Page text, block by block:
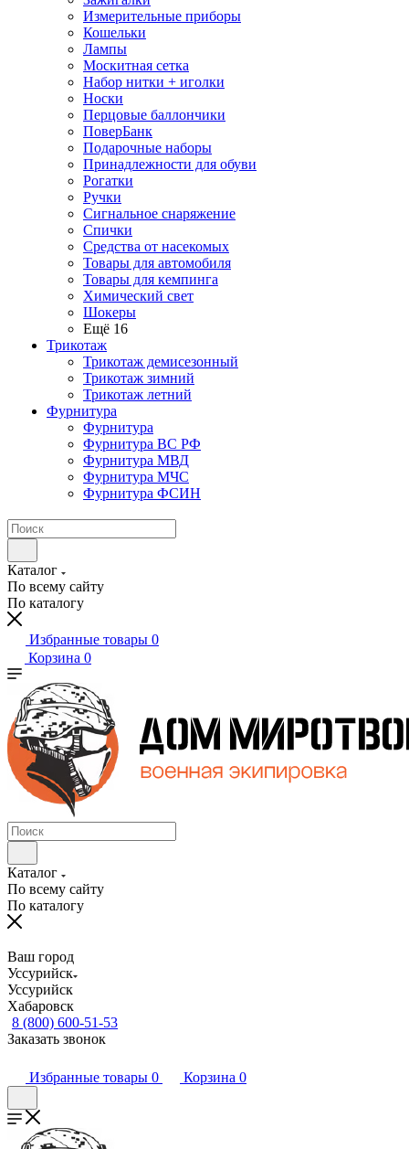
Измерительные приборы
Кошельки
Лампы
Москитная сетка
Набор нитки + иголки
Носки
Перцовые баллончики
ПоверБанк
Подарочные наборы
Принадлежности для обуви
Рогатки
Ручки
Сигнальное снаряжение
Спички
Средства от насекомых
Товары для автомобиля
Товары для кемпинга
Химический свет
Шокеры
Ещё 16
Трикотаж
Трикотаж демисезонный
Трикотаж зимний
Трикотаж летний
Фурнитура
Фурнитура
Фурнитура ВС РФ
Фурнитура МВД
Фурнитура МЧС
Фурнитура ФСИН
Каталог
По всему сайту
По каталогу
Избранные товары 0
Корзина 0
Каталог
По всему сайту
По каталогу
Ваш город
Уссурийск
Уссурийск
Хабаровск
8 (800) 600-51-53
Заказать звонок
Избранные товары 0 Корзина 0